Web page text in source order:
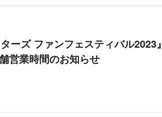
ーズ ファンフェスティバル2023
営業時間のお知らせ